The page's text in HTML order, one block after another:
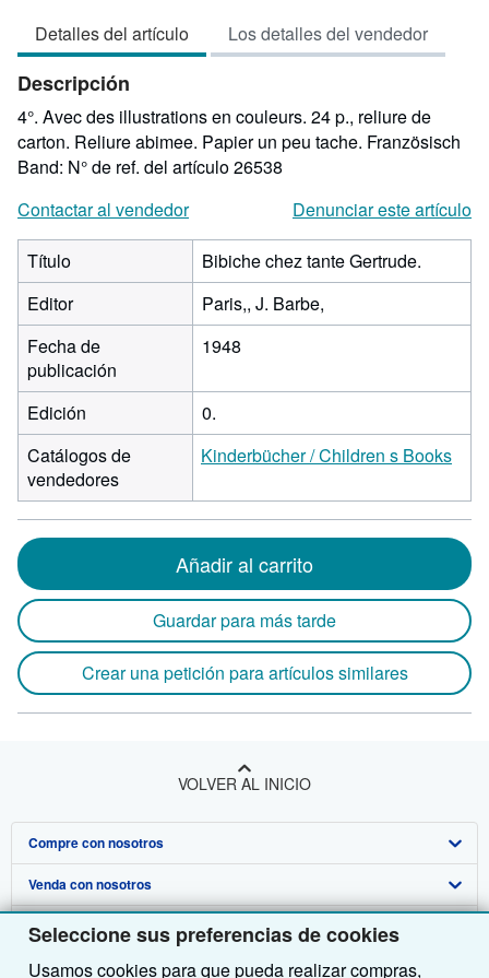
Seleccione sus preferencias de cookies
Usamos cookies para que pueda realizar compras,
2
de
estrellas
Detalles del artículo Los detalles del vendedor
Descripción
4°. Avec des illustrations en couleurs. 24 p., reliure de
carton. Reliure abimee. Papier un peu tache. Französisch
Band: N° de ref. del artículo 26538
Contactar al vendedor
Denunciar este artículo
Título
Bibiche chez tante Gertrude.
Editor
Paris,, J. Barbe,
Fecha de
publicación
1948
Edición
0.
Catálogos de
vendedores
Kinderbücher / Children s Books
Añadir al carrito
Guardar para más tarde
Crear una petición para artículos similares
VOLVER AL INICIO
Compre con nosotros
Búsqueda avanzada
Colecciones
Mi cuenta
Venda con nosotros
Comenzar a vender
Únase a nuestro programa de afiliados
Sobre nosotros
Sobre IberLibro
Obtener Ayuda